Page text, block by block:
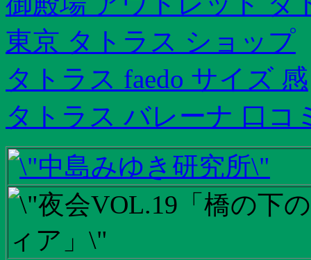
東京 タトラス ショップ
タトラス faedo サイズ 感
タトラス バレーナ 口コ